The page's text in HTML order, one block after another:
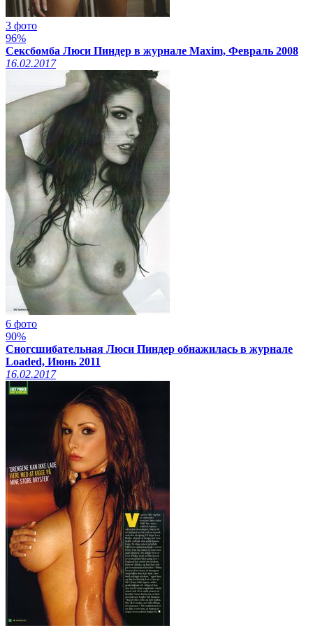
3 фото
96%
Сексбомба Люси Пиндер в журнале Maxim, Февраль 2008
16.02.2017
6 фото
90%
Сногсшибательная Люси Пиндер обнажилась в журнале
Loaded, Июнь 2011
16.02.2017